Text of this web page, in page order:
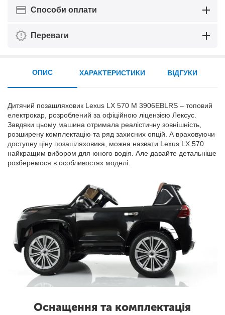
Способи оплати
Переваги
ОПИС
Дитячий позашляховик Lexus LX 570 M 3906EBLRS – топовий
електрокар, розроблений за офіційною ліцензією Лексус.
Завдяки цьому машина отримала реалістичну зовнішність,
розширену комплектацію та ряд захисних опцій. А враховуючи
доступну ціну позашляховика, можна назвати Lexus LX 570
найкращим вибором для юного водія. Але давайте детальніше
розберемося в особливостях моделі.
Оснащення та комплектація
ХАРАКТЕРИСТИКИ ВІДГУКИ